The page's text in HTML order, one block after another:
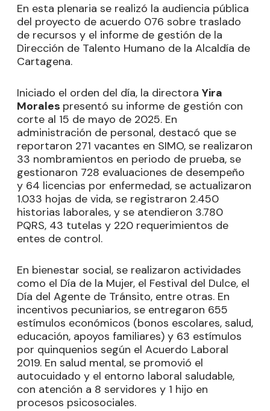
En esta plenaria se realizó la audiencia pública
del proyecto de acuerdo 076 sobre traslado
de recursos y el informe de gestión de la
Dirección de Talento Humano de la Alcaldía de
Cartagena.
Iniciado el orden del día, la directora Yira
Morales presentó su informe de gestión con
corte al 15 de mayo de 2025. En
administración de personal, destacó que se
reportaron 271 vacantes en SIMO, se realizaron
33 nombramientos en periodo de prueba, se
gestionaron 728 evaluaciones de desempeño
y 64 licencias por enfermedad, se actualizaron
1.033 hojas de vida, se registraron 2.450
historias laborales, y se atendieron 3.780
PQRS, 43 tutelas y 220 requerimientos de
entes de control.
En bienestar social, se realizaron actividades
como el Día de la Mujer, el Festival del Dulce, el
Día del Agente de Tránsito, entre otras. En
incentivos pecuniarios, se entregaron 655
estímulos económicos (bonos escolares, salud,
educación, apoyos familiares) y 63 estímulos
por quinquenios según el Acuerdo Laboral
2019. En salud mental, se promovió el
autocuidado y el entorno laboral saludable,
con atención a 8 servidores y 1 hijo en
procesos psicosociales.